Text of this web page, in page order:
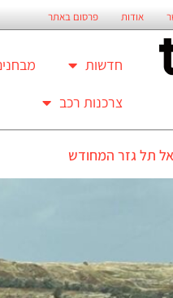
אודות פרסום באתר
חדשות
צרכנות רכב
תל גזר המחודש